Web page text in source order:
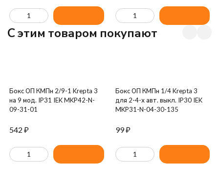
C этим товаром покупают
Бокс ОП КМПн 2/9-1 Krepta 3
на 9 мод. IP31 IEK MKP42-N-
09-31-01
542 ₽
Бокс ОП КМПн 1/4 Krepta 3
для 2-4-х авт. выкл. IP30 IEK
MKP31-N-04-30-135
99₽